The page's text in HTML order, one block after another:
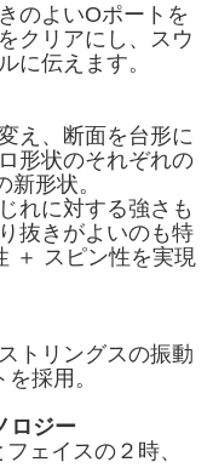
のよいOポートを
クリアにし、スウ
に伝えます。
え、断面を台形に
形状のそれぞれの
形状。
れに対する強さも
抜きがよいのも特
＋ スピン性を実現
トリングスの振動
採用。
ロジー
ェイスの２時、